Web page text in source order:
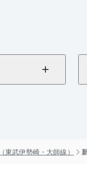
東武伊勢崎・大師線）